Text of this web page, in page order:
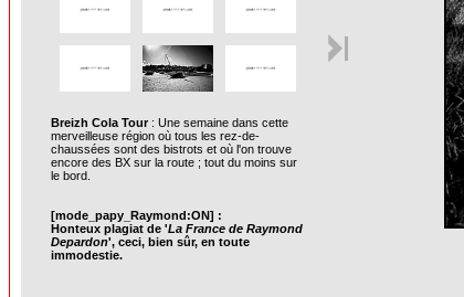
Breizh Cola Tour: Une semaine dans cette
merveilleuse région où tous les rez-de-
chaussées sont des bistrots et où l'on trouve
encore des BX sur la route ; tout du moins sur
le bord.
[mode_papy_Raymond:ON] :
Honteux plagiat de 'La France de Raymond
Depardon', ceci, bien sûr, en toute
immodestie.